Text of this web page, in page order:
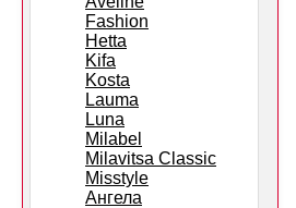
Fashion
Hetta
Kifa
Kosta
Lauma
Luna
Milabel
Milavitsa Classic
Misstyle
Ангела